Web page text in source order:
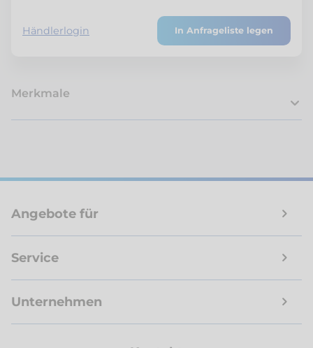
Händlerlogin In Anfrageliste legen
Merkmale
Angebote für
Service
Unternehmen